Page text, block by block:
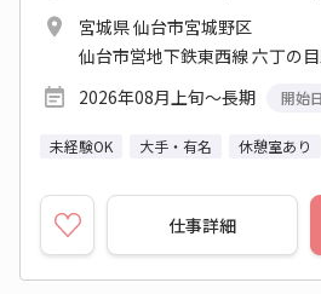
宮城県 仙台市宮城野区
仙台市営地下鉄東西線 六丁の
2026年08月上旬～長期
開始
未経験OK 大手・有名 休憩室あり
仕事詳細